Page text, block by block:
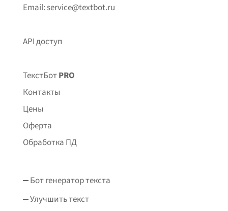
Email: service@textbot.ru
API доступ
ТекстБотPRO
Контакты
Цены
Оферта
Обработка ПД
Бот генератор текста
Улучшить текст